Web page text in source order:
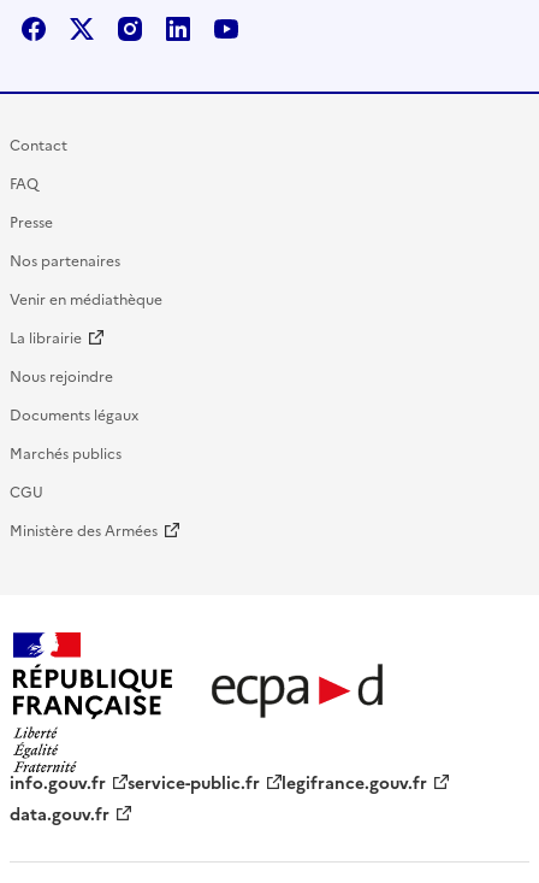
FacebookX / TwitterInstagram
LinkedInYoutube
Contact
FAQ
Presse
Nos partenaires
Venir en médiathèque
La librairie
Nous rejoindre
Documents légaux
Marchés publics
CGU
Ministère des Armées
française - ECPAD
info.gouv.fr service-public.fr
legifrance.gouv.fr
data.gouv.fr